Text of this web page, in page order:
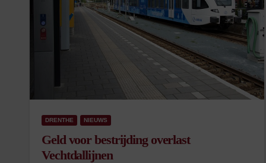
DRENTHE NIEUWS
Geld voor bestrijding overlast
Vechtdallijnen